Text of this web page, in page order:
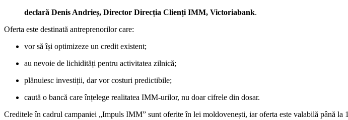
declară Denis Andrieș, Director Direcția Clienți IMM, Victoriabank.
Oferta este destinată antreprenorilor care:
vor să își optimizeze un credit existent;
au nevoie de lichidități pentru activitatea zilnică;
plănuiesc investiții, dar vor costuri predictibile;
caută o bancă care înțelege realitatea IMM-urilor, nu doar cifrele din dosar.
Creditele în cadrul campaniei „Impuls IMM” sunt oferite în lei moldovenești, iar oferta este valabilă până la